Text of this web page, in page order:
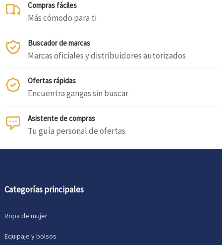
Compras fáciles
Más cómodo para ti
Buscador de marcas
Marcas oficiales y distribuidores autorizados
Ofertas rápidas
Encuentra gangas sin buscar
Asistente de compras
Tu guía personal de ofertas
Categorías principales
Ropa de mujer
Equipaje y bolsos